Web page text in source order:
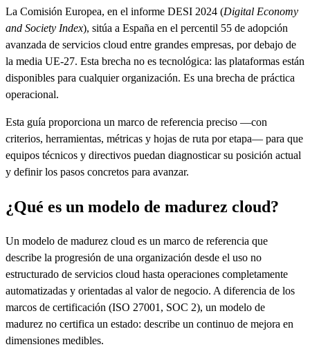
La Comisión Europea, en el informe DESI 2024 (Digital Economy
and Society Index), sitúa a España en el percentil 55 de adopción
avanzada de servicios cloud entre grandes empresas, por debajo de
la media UE-27. Esta brecha no es tecnológica: las plataformas están
disponibles para cualquier organización. Es una brecha de práctica
operacional.
Esta guía proporciona un marco de referencia preciso —con
criterios, herramientas, métricas y hojas de ruta por etapa— para que
equipos técnicos y directivos puedan diagnosticar su posición actual
y definir los pasos concretos para avanzar.
¿Qué es un modelo de madurez cloud?
Un modelo de madurez cloud es un marco de referencia que
describe la progresión de una organización desde el uso no
estructurado de servicios cloud hasta operaciones completamente
automatizadas y orientadas al valor de negocio. A diferencia de los
marcos de certificación (ISO 27001, SOC 2), un modelo de
madurez no certifica un estado: describe un continuo de mejora en
dimensiones medibles.